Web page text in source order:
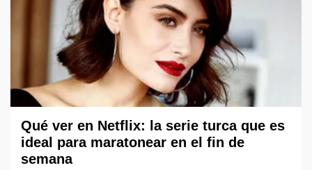
Qué ver en Netflix: la serie turca que es
ideal para maratonear en el fin de
semana